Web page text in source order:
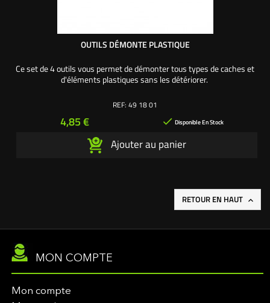
OUTILS DÉMONTE PLASTIQUE
Ce set de 4 outils vous permet de démonter tous types de caches et
d'éléments plastiques sans les détériorer.
REF: 49 18 01
Prix
4,85 €  Disponible En Stock
Ajouter au panier
RETOUR EN HAUT 
MON COMPTE
Mon compte